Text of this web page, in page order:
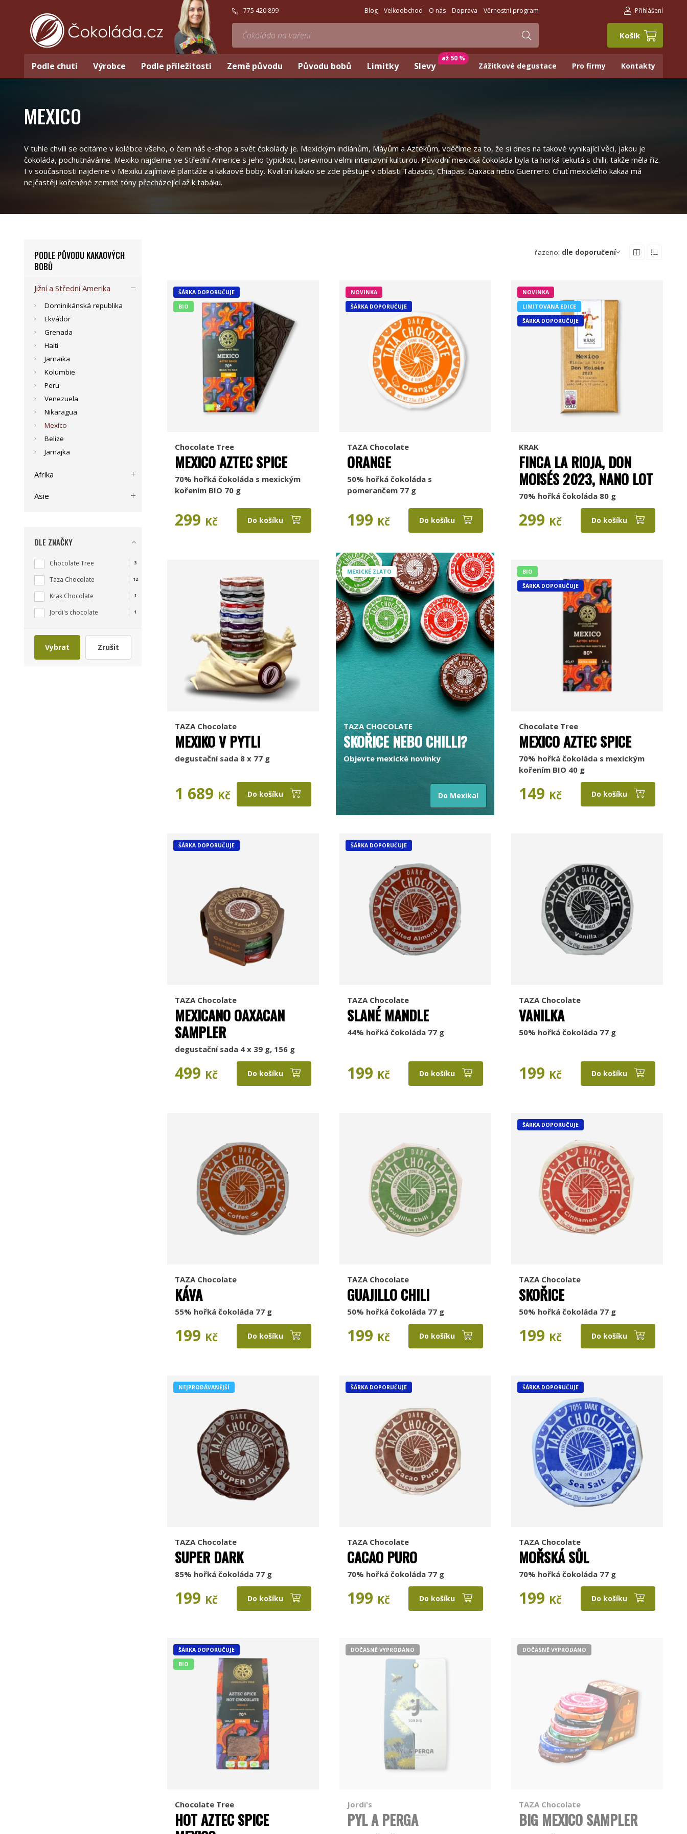
775 420 899 Blog Velkoobchod O nás Doprava Věrnostní program Přihlášení
Košík
Podle chuti Výrobce Podle příležitosti Země původu Původu bobů Limitky Slevy
až 50 %
Zážitkové degustace Pro firmy Kontakty
MEXICO
V tuhle chvíli se ocitáme v kolébce všeho, o čem náš e-shop a svět čokolády je. Mexickým indiánům, Máyům a Aztékům, vděčíme za to, že si dnes na takové vynikající věci, jakou je
čokoláda, pochutnáváme. Mexiko najdeme ve Střední Americe s jeho typickou, barevnou velmi intenzivní kulturou. Původní mexická čokoláda byla ta horká tekutá s chilli, takže měla říz.
I v současnosti najdeme v Mexiku zajímavé plantáže a kakaové boby. Kvalitní kakao se zde pěstuje v oblasti Tabasco, Chiapas, Oaxaca nebo Guerrero. Chuť mexického kakaa má
nejčastěji kořeněné zemité tóny přecházející až k tabáku.
řazeno: dle doporučení
ŠÁRKA DOPORUČUJE
BIO
Chocolate Tree
MEXICO AZTEC SPICE
70% hořká čokoláda s mexickým
kořením BIO 70 g
299 Kč Do košíku
NOVINKA
ŠÁRKA DOPORUČUJE
TAZA Chocolate
ORANGE
50% hořká čokoláda s
pomerančem 77 g
199 Kč Do košíku
NOVINKA
LIMITOVANÁ EDICE
ŠÁRKA DOPORUČUJE
KRAK
FINCA LA RIOJA, DON
MOISÉS 2023, NANO LOT
70% hořká čokoláda 80 g
299 Kč Do košíku
TAZA Chocolate
MEXIKO V PYTLI
degustační sada 8 x 77 g
1 689 Kč Do košíku
MEXICKÉ ZLATO
TAZA CHOCOLATE
SKOŘICE NEBO CHILLI?
Objevte mexické novinky
Do Mexika!
BIO
ŠÁRKA DOPORUČUJE
Chocolate Tree
MEXICO AZTEC SPICE
70% hořká čokoláda s mexickým
kořením BIO 40 g
149 Kč Do košíku
ŠÁRKA DOPORUČUJE
TAZA Chocolate
MEXICANO OAXACAN
SAMPLER
degustační sada 4 x 39 g, 156 g
499 Kč Do košíku
ŠÁRKA DOPORUČUJE
TAZA Chocolate
SLANÉ MANDLE
44% hořká čokoláda 77 g
199 Kč Do košíku
TAZA Chocolate
VANILKA
50% hořká čokoláda 77 g
199 Kč Do košíku
TAZA Chocolate
KÁVA
55% hořká čokoláda 77 g
199 Kč Do košíku
TAZA Chocolate
GUAJILLO CHILI
50% hořká čokoláda 77 g
199 Kč Do košíku
ŠÁRKA DOPORUČUJE
TAZA Chocolate
SKOŘICE
50% hořká čokoláda 77 g
199 Kč Do košíku
NEJPRODÁVANĚJŠÍ
TAZA Chocolate
SUPER DARK
85% hořká čokoláda 77 g
199 Kč Do košíku
ŠÁRKA DOPORUČUJE
TAZA Chocolate
CACAO PURO
70% hořká čokoláda 77 g
199 Kč Do košíku
ŠÁRKA DOPORUČUJE
TAZA Chocolate
MOŘSKÁ SŮL
70% hořká čokoláda 77 g
199 Kč Do košíku
ŠÁRKA DOPORUČUJE
BIO
Chocolate Tree
HOT AZTEC SPICE
DOČASNĚ VYPRODÁNO
Jordi's
PYL A PERGA
DOČASNĚ VYPRODÁNO
TAZA Chocolate
BIG MEXICO SAMPLER
PODLE PŮVODU KAKAOVÝCH
BOBŮ
Jižní a Střední Amerika
Dominikánská republika
Ekvádor
Grenada
Haiti
Jamaika
Kolumbie
Peru
Venezuela
Nikaragua
Mexico
Belize
Jamajka
Afrika
Asie
DLE ZNAČKY
Chocolate Tree 3
Taza Chocolate 12
Krak Chocolate 1
Jordi's chocolate 1
Vybrat Zrušit